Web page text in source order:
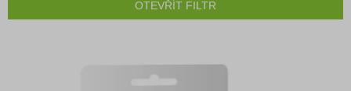
í
OTEVŘÍT FILTR